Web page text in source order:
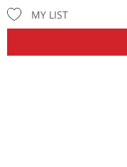
MY LIST